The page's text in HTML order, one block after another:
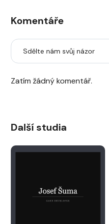
Komentáře
Sdělte nám svůj názor
Zatím žádný komentář.
Další studia